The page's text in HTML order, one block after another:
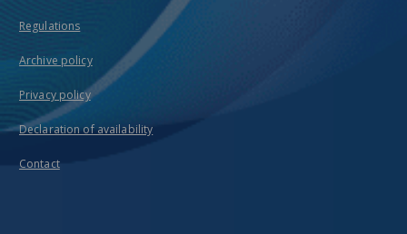
Regulations
Archive policy
Privacy policy
Declaration of availability
Contact